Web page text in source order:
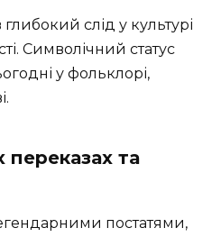
слід у культурі
Символічний статус
у фольклорі,
переказах та
постатями,